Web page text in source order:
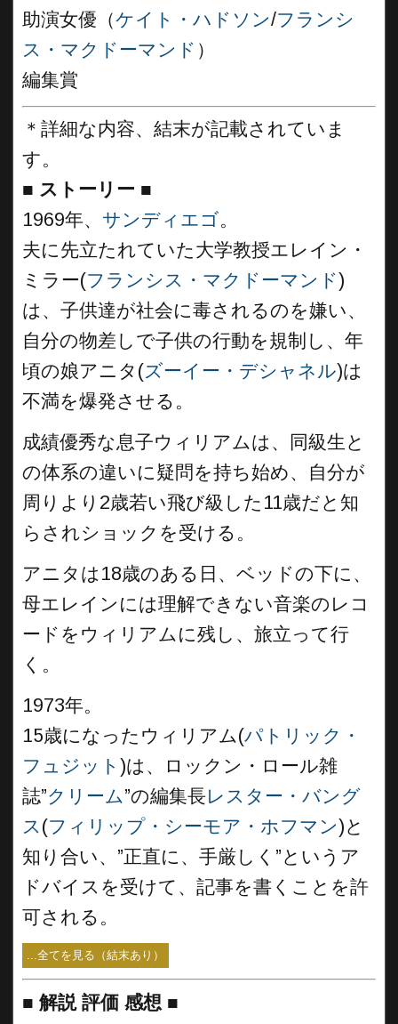
助演女優（ケイト・ハドソン/フランシ
ス・マクドーマンド ）
編集賞
＊詳細な内容、結末が記載されていま
す。
■ ストーリー ■
1969年、 サンディエゴ。
夫に先立たれていた大学教授エレイン・
ミラー(フランシス・マクドーマンド)
は、子供達が社会に毒されるのを嫌い、
自分の物差しで子供の行動を規制し、年
頃の娘アニタ(ズーイー・デシャネル)は
不満を爆発させる。
成績優秀な息子ウィリアムは、同級生と
の体系の違いに疑問を持ち始め、自分が
周りより2歳若い飛び級した11歳だと知
らされショックを受ける。
アニタは18歳のある日、ベッドの下に、
母エレインには理解できない音楽のレコ
ードをウィリアムに残し、旅立って行
く。
1973年。
15歳になったウィリアム(パトリック・
フュジット )は、ロックン・ロール雑
誌”クリーム”の編集長レスター・バング
ス(フィリップ・シーモア・ホフマン)と
知り合い、”正直に、手厳しく”というア
ドバイスを受けて、記事を書くことを許
可される。
...全てを見る（結末あり）
■ 解説 評価 感想 ■